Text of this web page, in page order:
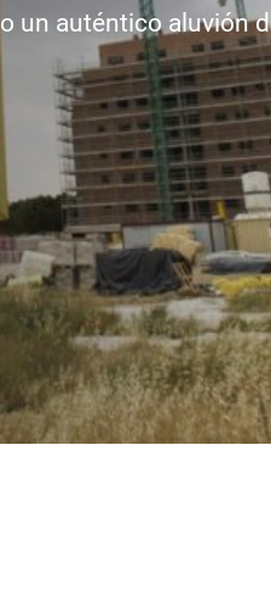
un auténtico aluvión